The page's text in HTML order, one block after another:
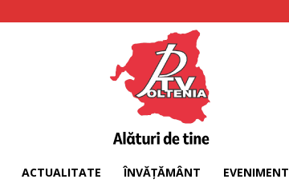
ACTUALITATE ÎNVĂȚĂMÂNT EVENIMENT